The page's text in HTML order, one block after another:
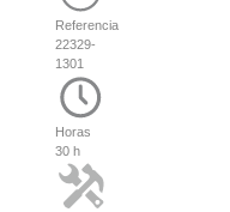
Referencia
22329-
1301
Horas
30 h